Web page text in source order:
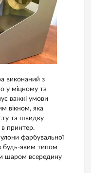
виконаний з
у міцному та
важкі умови
вікном, яка
та швидку
в принтер.
фарбувальної
будь-яким типом
шаром всередину